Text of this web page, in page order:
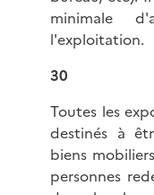
minimale
l'exploitation.
30
Toutes les
destinés à
biens
personnes